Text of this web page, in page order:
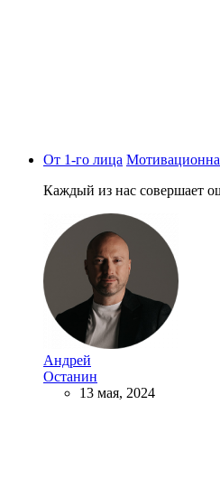
От 1-го лица
Каждый из нас совершает
Андрей
Останин
13 мая, 2024